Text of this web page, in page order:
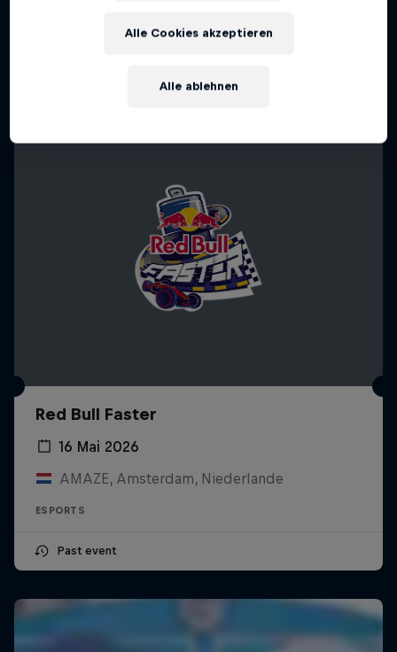
Red Bull Faster
16 Mai 2026
AMAZE, Amsterdam, Niederlande
ESPORTS
Past event
Alle ablehnen
Alle Cookies akzeptieren